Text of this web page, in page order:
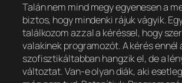
Talán nem mind megy egyenesen a
biztos, hogy mindenki rájuk vágyik.
találkozom azzal a kéréssel, hogy
valakinek programozót. A kérés ennél
szofisztikáltabban hangzik el, de a
változtat. Van-e olyan diák, aki